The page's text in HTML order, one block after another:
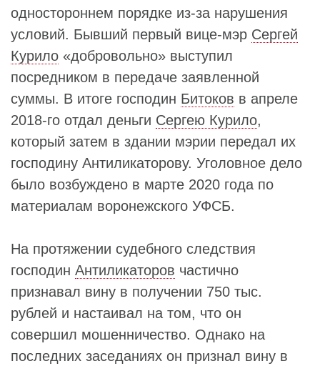
одностороннем порядке из-за нарушения
условий. Бывший первый вице-мэр Сергей
Курило «добровольно» выступил
посредником в передаче заявленной
суммы. В итоге господин Битоков в апреле
2018-го отдал деньги Сергею Курило,
который затем в здании мэрии передал их
господину Антиликаторову. Уголовное дело
было возбуждено в марте 2020 года по
материалам воронежского УФСБ.
На протяжении судебного следствия
господин Антиликаторов частично
признавал вину в получении 750 тыс.
рублей и настаивал на том, что он
совершил мошенничество. Однако на
последних заседаниях он признал вину в